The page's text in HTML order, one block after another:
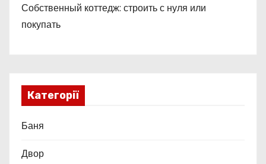
Собственный коттедж: строить с нуля или
покупать
Категорії
Баня
Двор